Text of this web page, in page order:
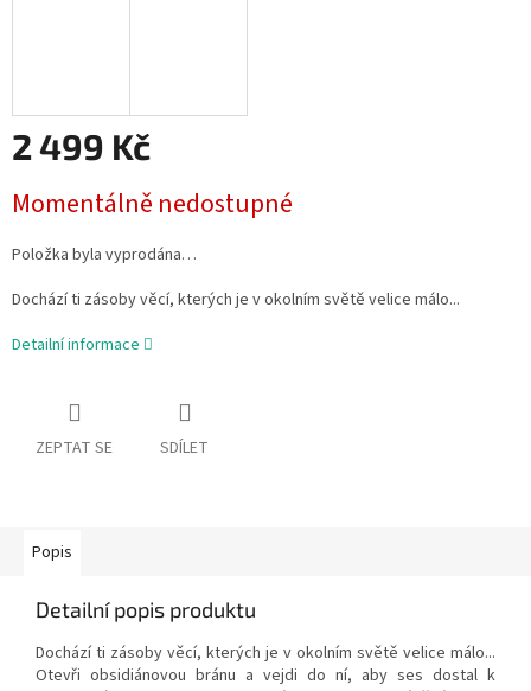
2 499 Kč
cena:
Momentálně nedostupné
Položka byla vyprodána…
Dochází ti zásoby věcí, kterých je v okolním světě velice málo...
Detailní informace
ZEPTAT SE SDÍLET
Popis
Detailní popis produktu
Dochází ti zásoby věcí, kterých je v okolním světě velice málo...
Otevři obsidiánovou bránu a vejdi do ní, aby ses dostal k